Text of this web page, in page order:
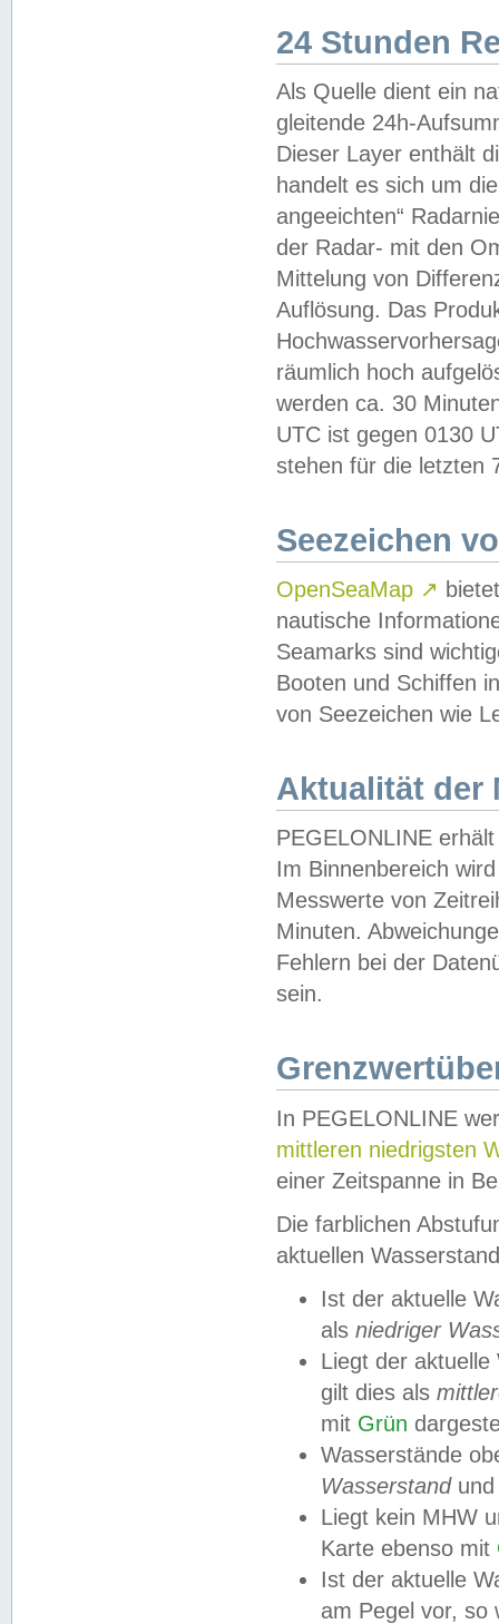
24 Stunden
Als Quelle dient ein
gleitende 24h-
Dieser Layer enthält
handelt es sich um
angeeichten“
der Radar- mit den
Mittelung von
Auflösung. Das
räumlich hoch
werden ca. 30
UTC ist gegen 0130
stehen für die letzten
Seezeichen
OpenSeaMap ↗
nautische
Seamarks sind
Booten und Schiffen
von Seezeichen wie
Aktualität der
PEGELONLINE
Im Binnenbereich
Messwerte von
Minuten.
Fehlern bei der
sein.
In PEGELONLINE
mittleren niedrigsten
einer Zeitspanne in
Die farblichen
aktuellen
Ist der aktuelle
als niedriger
Liegt der
gilt dies als
mit Grün
Wasserstände
Wasserstandund
Liegt kein MHW
Karte ebenso mit
Ist der aktuelle
am Pegel vor,